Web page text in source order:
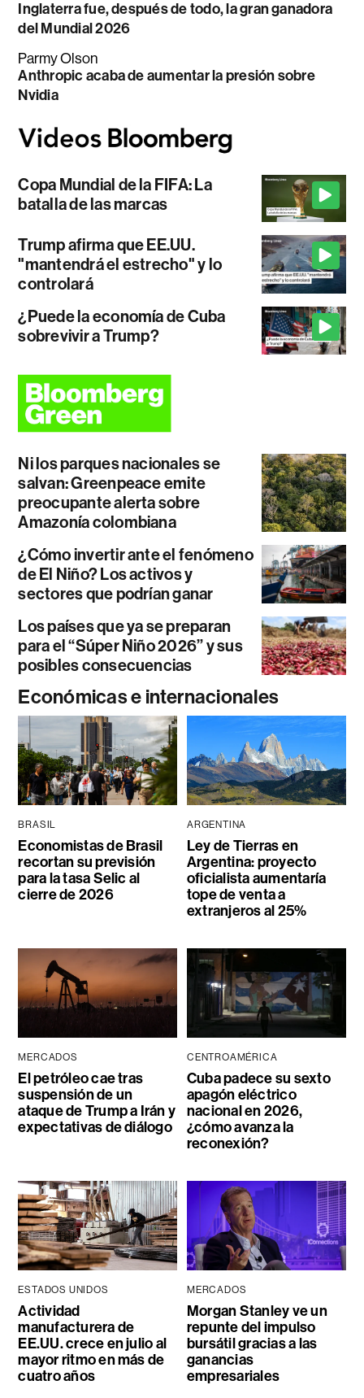
Inglaterra fue, después de todo, la gran ganadora
del Mundial 2026
Parmy Olson
Anthropic acaba de aumentar la presión sobre
Nvidia
Copa Mundial de la FIFA: La
batalla de las marcas
Trump afirma que EE.UU.
"mantendrá el estrecho" y lo
controlará
¿Puede la economía de Cuba
sobrevivir a Trump?
Ni los parques nacionales se
salvan: Greenpeace emite
preocupante alerta sobre
Amazonía colombiana
¿Cómo invertir ante el fenómeno
de El Niño? Los activos y
sectores que podrían ganar
Los países que ya se preparan
para el “Súper Niño 2026” y sus
posibles consecuencias
Económicas e internacionales
BRASIL
Economistas de Brasil
recortan su previsión
para la tasa Selic al
cierre de 2026
ARGENTINA
Ley de Tierras en
Argentina: proyecto
oficialista aumentaría
tope de venta a
extranjeros al 25%
MERCADOS
El petróleo cae tras
suspensión de un
ataque de Trump a Irán y
expectativas de diálogo
CENTROAMÉRICA
Cuba padece su sexto
apagón eléctrico
nacional en 2026,
¿cómo avanza la
reconexión?
ESTADOS UNIDOS
Actividad
manufacturera de
EE.UU. crece en julio al
mayor ritmo en más de
cuatro años
MERCADOS
Morgan Stanley ve un
repunte del impulso
bursátil gracias a las
ganancias
empresariales